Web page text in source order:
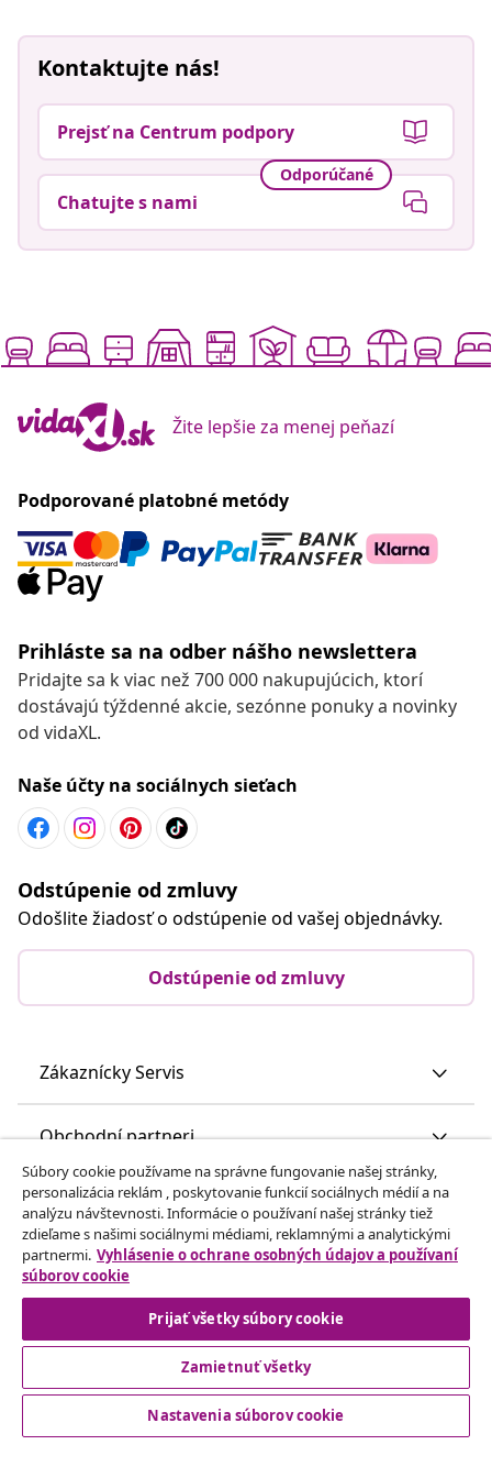
Kontaktujte nás!
Prejsť na Centrum podpory
Odporúčané
Chatujte s nami
Žite lepšie za menej peňazí
Podporované platobné metódy
Prihláste sa na odber nášho newslettera
Pridajte sa k viac než 700 000 nakupujúcich, ktorí
dostávajú týždenné akcie, sezónne ponuky a novinky
od vidaXL.
Naše účty na sociálnych sieťach
Odstúpenie od zmluvy
Odošlite žiadosť o odstúpenie od vašej objednávky.
Odstúpenie od zmluvy
Zákaznícky Servis
Obchodní partneri
vidaXL
Nájdite viac
© 2008-2026 vidaXL www.vidaxl.sk je webová stránka vidaXL
Súbory cookie používame na správne fungovanie našej stránky,
personalizácia reklám , poskytovanie funkcií sociálnych médií a na
analýzu návštevnosti. Informácie o používaní našej stránky tiež
zdieľame s našimi sociálnymi médiami, reklamnými a analytickými
partnermi. Vyhlásenie o ochrane osobných údajov a používaní
súborov cookie
Prijať všetky súbory cookie
Zamietnuť všetky
Nastavenia súborov cookie